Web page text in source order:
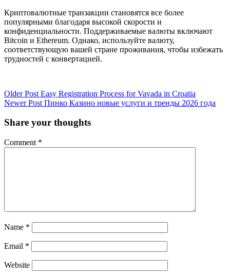
Криптовалютные транзакции становятся все более
популярными благодаря высокой скорости и
конфиденциальности. Поддерживаемые валюты включают
Bitcoin и Ethereum. Однако, используйте валюту,
соответствующую вашей стране проживания, чтобы избежать
трудностей с конвертацией.
Older Post Easy Registration Process for Vavada in Croatia
Newer Post Пинко Казино новые услуги и тренды 2026 года
Share your thoughts
Comment *
Name *
Email *
Website